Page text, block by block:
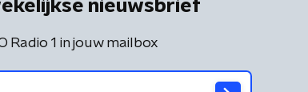
nieuwsbrief
Radio 1 in jouw mailbox